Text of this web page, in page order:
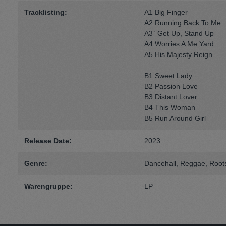
Tracklisting:
A1 Big Finger
A2 Running Back To Me
A3` Get Up, Stand Up
A4 Worries A Me Yard
A5 His Majesty Reign
B1 Sweet Lady
B2 Passion Love
B3 Distant Lover
B4 This Woman
B5 Run Around Girl
Release Date: 2023
Genre: Dancehall , Reggae ,
Warengruppe: LP